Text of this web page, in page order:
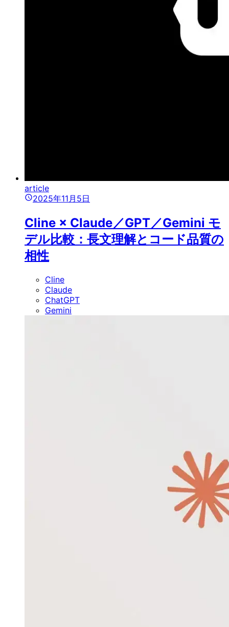
article
2025年11月5日
Cline × Claude／GPT／Gemini モ
デル比較：長文理解とコード品質の
相性
Cline
Claude
ChatGPT
Gemini